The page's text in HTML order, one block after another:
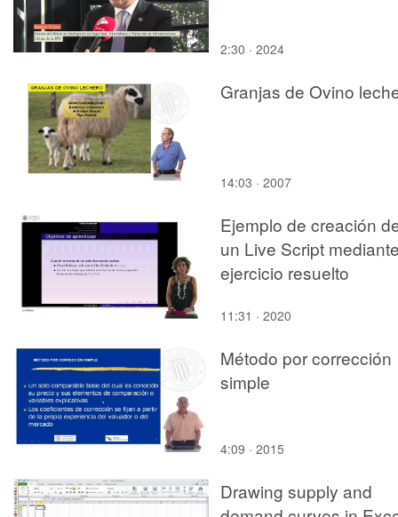
2:30 · 2024
Granjas de Ovino
14:03 · 2007
Ejemplo de creación
un Live Script
ejercicio resuelto
11:31 · 2020
Método por corrección
simple
4:09 · 2015
Drawing supply and